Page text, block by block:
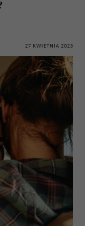
27 KWIETNIA 2023